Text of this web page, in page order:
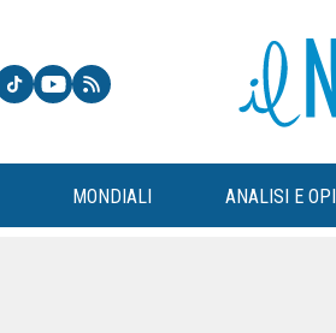
MONDIALI ANALISI E